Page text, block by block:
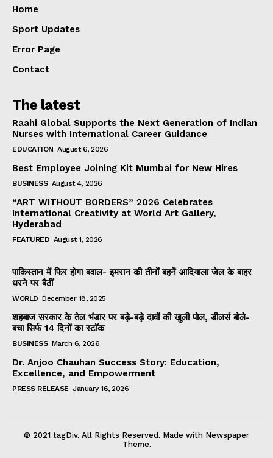
Home
Sport Updates
Error Page
Contact
The latest
Raahi Global Supports the Next Generation of Indian
Nurses with International Career Guidance
EDUCATION August 6, 2026
Best Employee Joining Kit Mumbai for New Hires
BUSINESS August 4, 2026
“ART WITHOUT BORDERS” 2026 Celebrates
International Creativity at World Art Gallery,
Hyderabad
FEATURED August 1, 2026
पाकिस्तान में फिर होगा बवाल- इमरान की तीनों बहनें आदियाला जेल के बाहर
धरने पर बैठीं
WORLD December 18, 2025
शहबाज सरकार के तेल भंडार पर बड़े-बड़े दावों की खुली पोल, डीलर्स बोले-
बचा सिर्फ 14 दिनों का स्टॉक
BUSINESS March 6, 2026
Dr. Anjoo Chauhan Success Story: Education,
Excellence, and Empowerment
PRESS RELEASE January 16, 2026
© 2021 tagDiv. All Rights Reserved. Made with Newspaper
Theme.